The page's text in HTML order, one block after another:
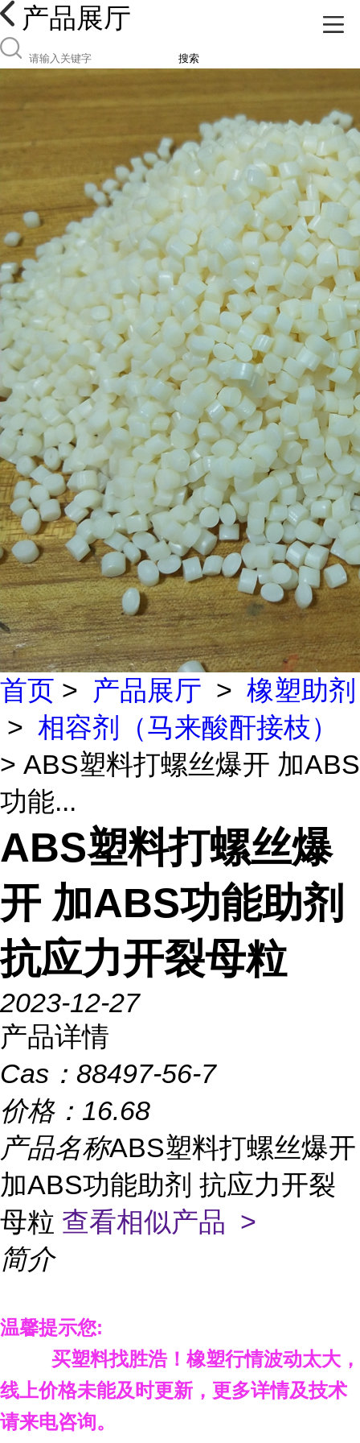
产品展厅
搜索
首页 > 产品展厅 > 橡塑助剂
> 相容剂（马来酸酐接枝）
> ABS塑料打螺丝爆开 加ABS
功能...
ABS塑料打螺丝爆
开 加ABS功能助剂
抗应力开裂母粒
2023-12-27
产品详情
Cas： 88497-56-7
价格： 16.68
产品名称ABS塑料打螺丝爆开
加ABS功能助剂 抗应力开裂
母粒 查看相似产品 >
简介
温馨提示您:
买塑料找胜浩！ 橡塑行情波动太大，
线上价格未能及时更新，更多详情及技术
请来电咨询。